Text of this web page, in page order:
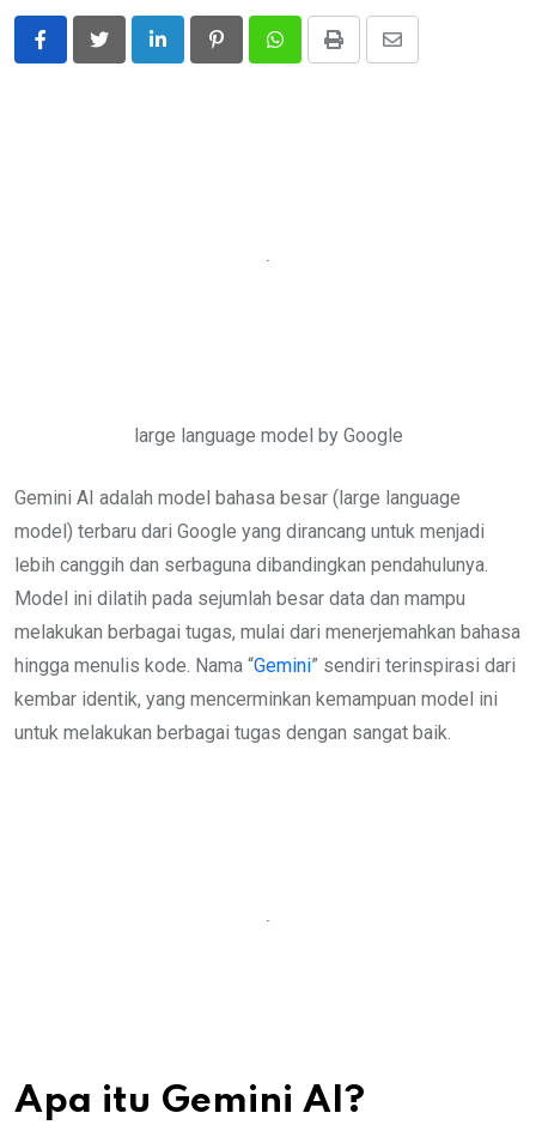
LinkedIn PinterestWhatsappPrint
Share
large language model by Google
Gemini AI adalah model bahasa besar (large language
model) terbaru dari Google yang dirancang untuk menjadi
lebih canggih dan serbaguna dibandingkan pendahulunya.
Model ini dilatih pada sejumlah besar data dan mampu
melakukan berbagai tugas, mulai dari menerjemahkan bahasa
hingga menulis kode. Nama “Gemini” sendiri terinspirasi dari
kembar identik, yang mencerminkan kemampuan model ini
untuk melakukan berbagai tugas dengan sangat baik.
Apa itu Gemini AI?